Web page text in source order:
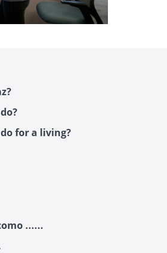
for a living?
......